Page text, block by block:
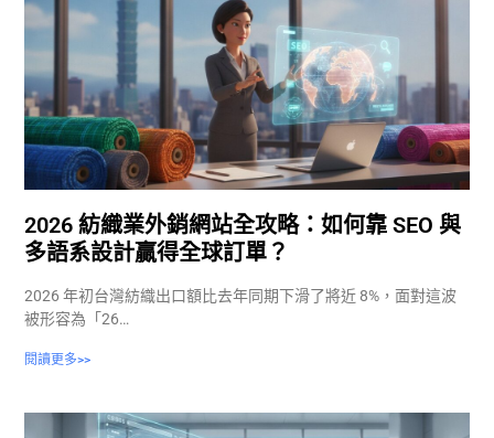
2026 紡織業外銷網站全攻略：如何靠 SEO 與
多語系設計贏得全球訂單？
2026 年初台灣紡織出口額比去年同期下滑了將近 8%，面對這波
被形容為「26…
閱讀更多>>